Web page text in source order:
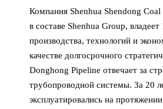
Компания Shenhua Shendong
в составе Shenhua Group,
производства, технологий и
качестве долгосрочного
Donghong Pipeline отвечает за
трубопроводной системы. За 20
эксплуатировались на